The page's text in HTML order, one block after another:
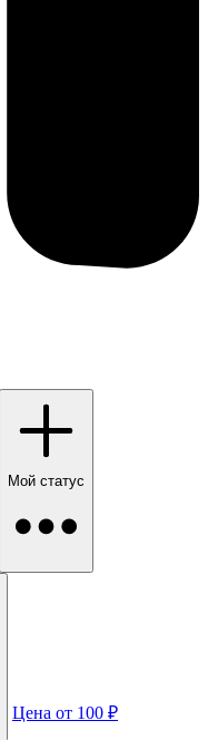
Мой статус
Цена от 100 ₽